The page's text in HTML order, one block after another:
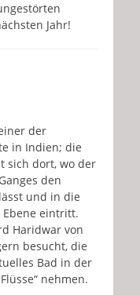
Jahr!
der
in Indien; die
sich dort, wo der
den
und in die
eintritt.
Haridwar von
besucht, die
Bad in der
nehmen.